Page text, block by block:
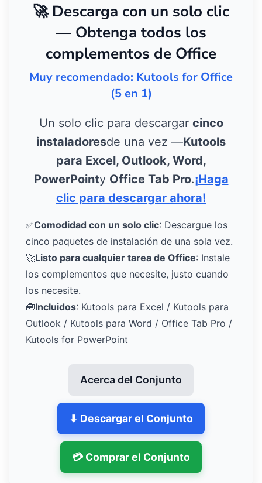
🚀 Descarga con un solo clic
— Obtenga todos los
complementos de Office
Muy recomendado: Kutools for Office
(5 en 1)
Un solo clic para descargar cinco
instaladoresde una vez —Kutools
para Excel, Outlook, Word,
PowerPointy Office Tab Pro.¡Haga
clic para descargar ahora!
✅Comodidad con un solo clic: Descargue los
cinco paquetes de instalación de una sola vez.
🚀Listo para cualquier tarea de Office: Instale
los complementos que necesite, justo cuando
los necesite.
🧰Incluidos: Kutools para Excel / Kutools para
Outlook / Kutools para Word / Office Tab Pro /
Kutools for PowerPoint
Acerca del Conjunto
⬇ Descargar el Conjunto
💳 Comprar el Conjunto